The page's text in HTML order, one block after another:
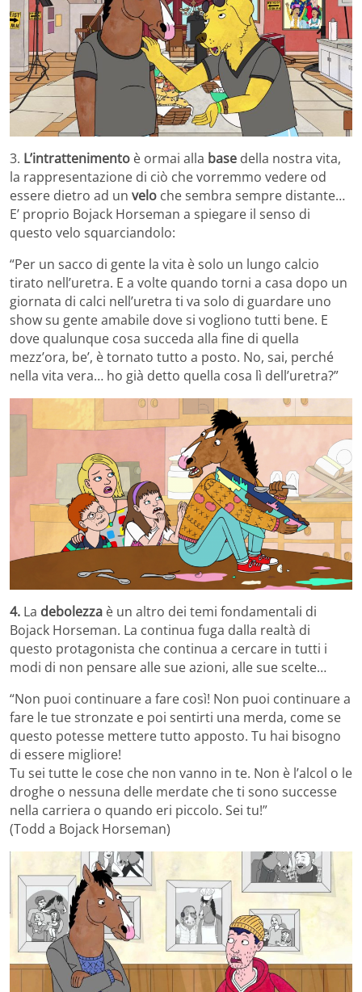
3. L’intrattenimento è ormai alla base della nostra vita,
la rappresentazione di ciò che vorremmo vedere od
essere dietro ad un velo che sembra sempre distante…
E’ proprio Bojack Horseman a spiegare il senso di
questo velo squarciandolo:
“Per un sacco di gente la vita è solo un lungo calcio
tirato nell’uretra. E a volte quando torni a casa dopo un
giornata di calci nell’uretra ti va solo di guardare uno
show su gente amabile dove si vogliono tutti bene. E
dove qualunque cosa succeda alla fine di quella
mezz’ora, be’, è tornato tutto a posto. No, sai, perché
nella vita vera… ho già detto quella cosa lì dell’uretra?”
4. La debolezza è un altro dei temi fondamentali di
Bojack Horseman. La continua fuga dalla realtà di
questo protagonista che continua a cercare in tutti i
modi di non pensare alle sue azioni, alle sue scelte…
“Non puoi continuare a fare così! Non puoi continuare a
fare le tue stronzate e poi sentirti una merda, come se
questo potesse mettere tutto apposto. Tu hai bisogno
di essere migliore!
Tu sei tutte le cose che non vanno in te. Non è l’alcol o le
droghe o nessuna delle merdate che ti sono successe
nella carriera o quando eri piccolo. Sei tu!”
(Todd a Bojack Horseman)